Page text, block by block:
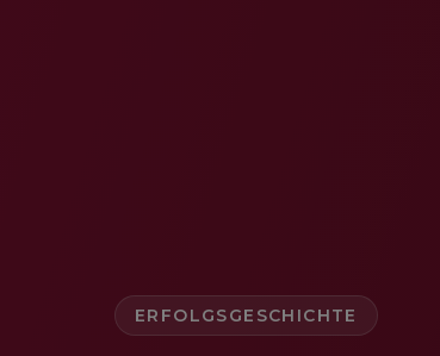
ERFOLGSGESCHICHTE